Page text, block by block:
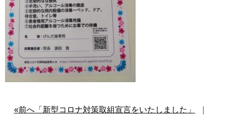
content/themes/
on line
«前へ「新型コロナ対策取組宣言をいたしました」